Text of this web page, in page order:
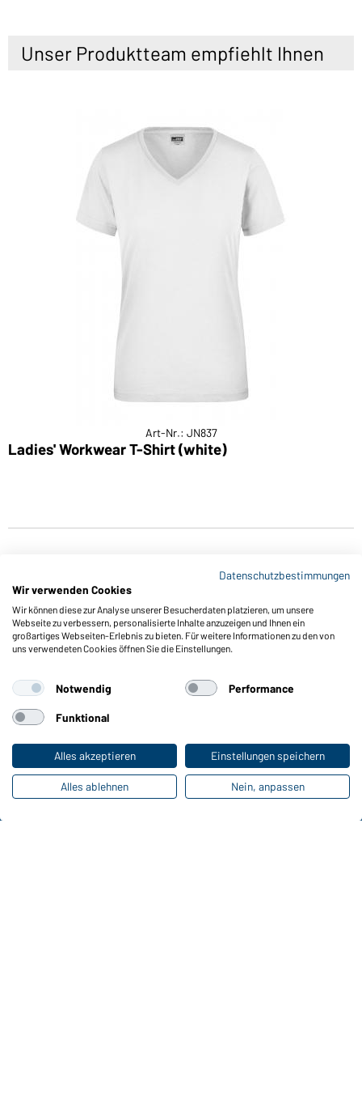
Unser Produktteam empfiehlt Ihnen
Art-Nr.: JN837
Ladies' Workwear T-Shirt (white)
Funktionen & Pflege
Pflegehinweise
Farben
Online-Kataloge
Zu den Download-Links
Datenschutzbestimmungen
Wir verwenden Cookies
Wir können diese zur Analyse unserer Besucherdaten platzieren, um unsere
Webseite zu verbessern, personalisierte Inhalte anzuzeigen und Ihnen ein
großartiges Webseiten-Erlebnis zu bieten. Für weitere Informationen zu den von
uns verwendeten Cookies öffnen Sie die Einstellungen.
Notwendig Performance
Funktional
Alles akzeptieren Einstellungen speichern
Alles ablehnen Nein, anpassen